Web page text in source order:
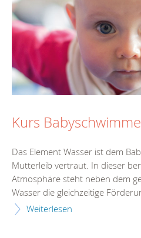
Kurs
Das Element Wasser ist dem
Mutterleib vertraut. In dieser
Atmosphäre steht neben dem
Wasser die gleichzeitige
Weiterlesen